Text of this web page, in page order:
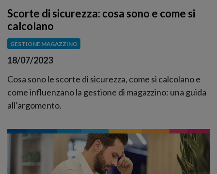
Scorte di sicurezza: cosa sono e come si
calcolano
GESTIONE MAGAZZINO
18/07/2023
Cosa sono le scorte di sicurezza, come si calcolano e
come influenzano la gestione di magazzino: una guida
all’argomento.